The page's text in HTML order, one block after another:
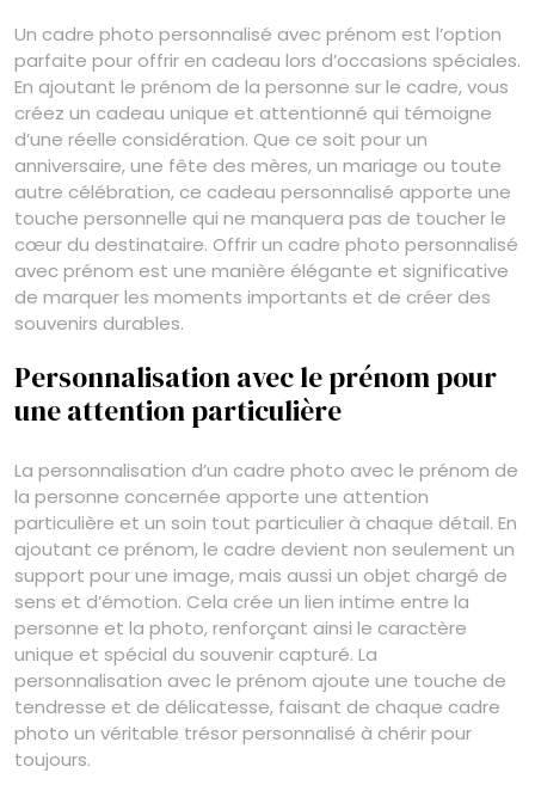
Un cadre photo personnalisé avec prénom est l’option
parfaite pour offrir en cadeau lors d’occasions spéciales.
En ajoutant le prénom de la personne sur le cadre, vous
créez un cadeau unique et attentionné qui témoigne
d’une réelle considération. Que ce soit pour un
anniversaire, une fête des mères, un mariage ou toute
autre célébration, ce cadeau personnalisé apporte une
touche personnelle qui ne manquera pas de toucher le
cœur du destinataire. Offrir un cadre photo personnalisé
avec prénom est une manière élégante et significative
de marquer les moments importants et de créer des
souvenirs durables.
Personnalisation avec le prénom pour
une attention particulière
La personnalisation d’un cadre photo avec le prénom de
la personne concernée apporte une attention
particulière et un soin tout particulier à chaque détail. En
ajoutant ce prénom, le cadre devient non seulement un
support pour une image, mais aussi un objet chargé de
sens et d’émotion. Cela crée un lien intime entre la
personne et la photo, renforçant ainsi le caractère
unique et spécial du souvenir capturé. La
personnalisation avec le prénom ajoute une touche de
tendresse et de délicatesse, faisant de chaque cadre
photo un véritable trésor personnalisé à chérir pour
toujours.